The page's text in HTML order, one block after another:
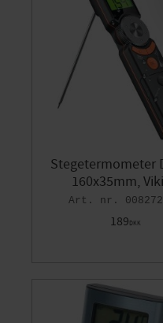
Stegetermometer
160x35mm,
189DKK